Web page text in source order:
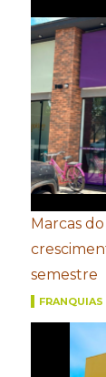
Marcas
semestre
FRANQUIAS